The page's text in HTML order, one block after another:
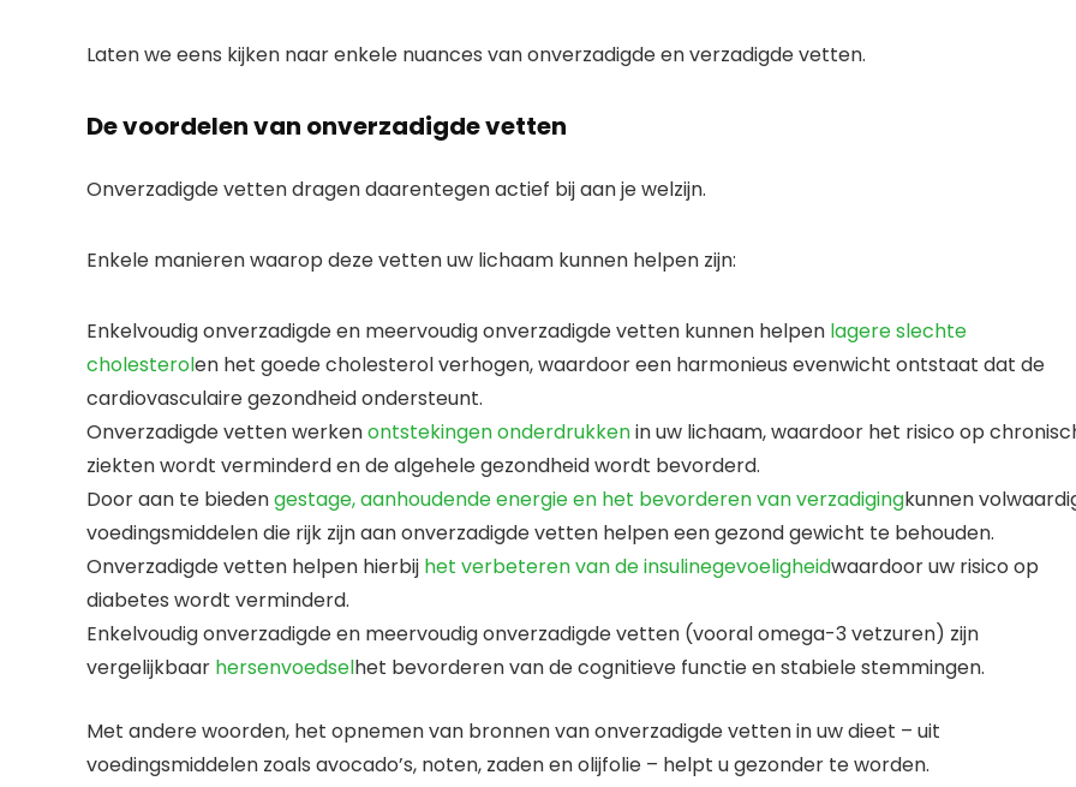
Laten we eens kijken naar enkele nuances van onverzadigde en verzadigde vetten.
De voordelen van onverzadigde vetten
Onverzadigde vetten dragen daarentegen actief bij aan je welzijn.
Enkele manieren waarop deze vetten uw lichaam kunnen helpen zijn:
Enkelvoudig onverzadigde en meervoudig onverzadigde vetten kunnen helpen lagere slechte
cholesterolen het goede cholesterol verhogen, waardoor een harmonieus evenwicht ontstaat dat de
cardiovasculaire gezondheid ondersteunt.
Onverzadigde vetten werkenontstekingen onderdrukkenin uw lichaam, waardoor het risico op
ziekten wordt verminderd en de algehele gezondheid wordt bevorderd.
Door aan te biedengestage, aanhoudende energie en het bevorderen van verzadigingkunnen
voedingsmiddelen die rijk zijn aan onverzadigde vetten helpen een gezond gewicht te behouden.
Onverzadigde vetten helpen hierbij het verbeteren van de insulinegevoeligheidwaardoor uw risico op
diabetes wordt verminderd.
Enkelvoudig onverzadigde en meervoudig onverzadigde vetten (vooral omega-3 vetzuren) zijn
vergelijkbaar hersenvoedselhet bevorderen van de cognitieve functie en stabiele stemmingen.
Met andere woorden, het opnemen van bronnen van onverzadigde vetten in uw dieet – uit
voedingsmiddelen zoals avocado’s, noten, zaden en olijfolie – helpt u gezonder te worden.